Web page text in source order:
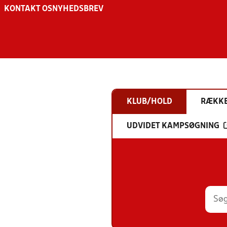
KONTAKT OS NYHEDSBREV
KLUB/HOLD
UDVIDET KAMPSØGNING